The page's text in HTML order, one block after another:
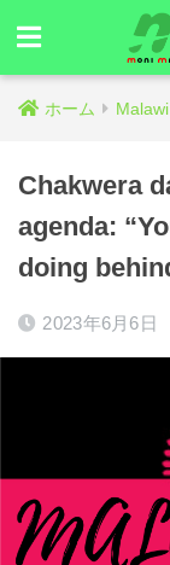
ホーム
Chakwera
agenda:
doing
2023年6月6日